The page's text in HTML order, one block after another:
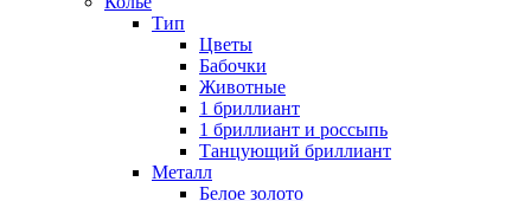
Тип
Цветы
Бабочки
Животные
1 бриллиант
1 бриллиант и россыпь
Танцующий бриллиант
Металл
Белое золото